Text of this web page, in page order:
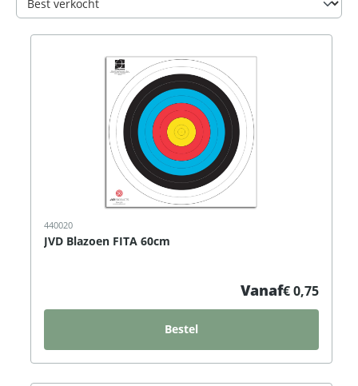
440020
JVD Blazoen FITA 60cm
Vanaf€ 0,75
Bestel